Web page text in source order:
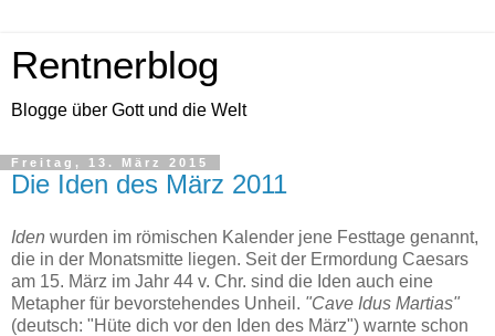
Rentnerblog
Blogge über Gott und die Welt
Freitag, 13. März 2015
Die Iden des März 2011
Iden wurden im römischen Kalender jene Festtage genannt,
die in der Monatsmitte liegen. Seit der Ermordung Caesars
am 15. März im Jahr 44 v. Chr. sind die Iden auch eine
Metapher für bevorstehendes Unheil. "Cave Idus Martias"
(deutsch: "Hüte dich vor den Iden des März") warnte schon